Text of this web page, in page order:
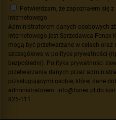
Potwierdzam, że zapoznałem się z
internetowego
Administratorem danych osobowych
internetowego jest Sprzedawca Fonex
mogą być przetwarzane w celach
szczegółowo w polityce prywatności
bezpośredni). Polityka prywatności
przetwarzania danych przez
przysługującymi osobie, której dane
administratorem: info@fonex.pl do
825-111